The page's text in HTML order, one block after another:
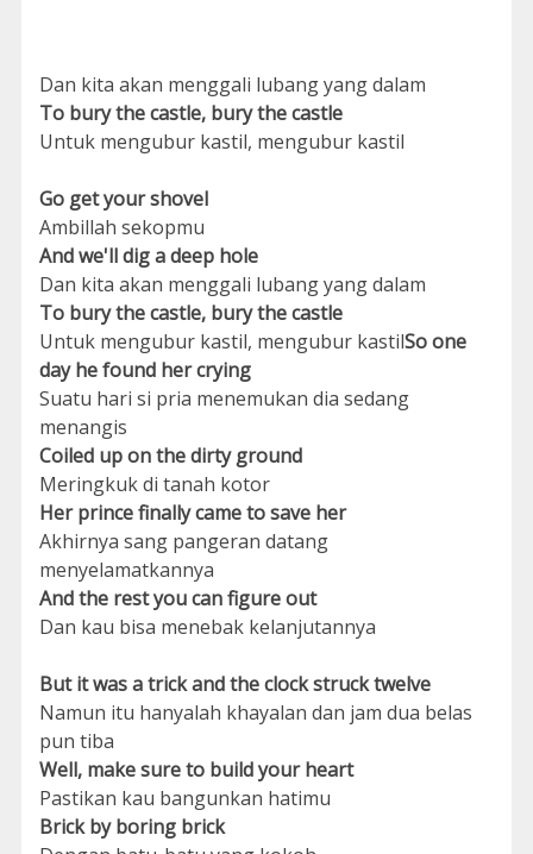
Dan kita akan menggali lubang yang dalam
To bury the castle, bury the castle
Untuk mengubur kastil, mengubur kastil
Go get your shovel
Ambillah sekopmu
And we'll dig a deep hole
Dan kita akan menggali lubang yang dalam
To bury the castle, bury the castle
Untuk mengubur kastil, mengubur kastilSo one
day he found her crying
Suatu hari si pria menemukan dia sedang
menangis
Coiled up on the dirty ground
Meringkuk di tanah kotor
Her prince finally came to save her
Akhirnya sang pangeran datang
menyelamatkannya
And the rest you can figure out
Dan kau bisa menebak kelanjutannya
But it was a trick and the clock struck twelve
Namun itu hanyalah khayalan dan jam dua belas
pun tiba
Well, make sure to build your heart
Pastikan kau bangunkan hatimu
Brick by boring brick